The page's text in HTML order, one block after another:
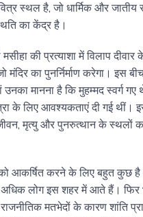
स्थल है, जो धार्मिक और
का केंद्र है।
की प्रत्याशा में विलाप
मंदिर का पुनर्निर्माण करेगा। इस
मानना है कि मुहम्मद स्वर्ग
के लिए आवश्यकताएं दी गई थीं।
मृत्यु और पुनरुत्थान के स्थलों
आकर्षित करने के लिए बहुत कुछ
लोग इस शहर में आते हैं। फिर
मतभेदों के कारण शांति